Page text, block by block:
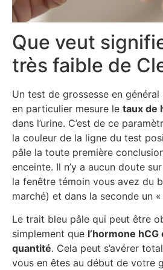
Que veut
très faible de
Un test de grossesse en
en particulier mesure le taux de
dans l’urine. C’est de ce
la couleur de la ligne du test
pâle la toute première
enceinte. Il n’y a aucun doute
la fenêtre témoin vous avez du
marché) et dans la seconde un
Le trait bleu pâle qui peut être
simplement que l’hormone
quantité. Cela peut s’avérer
vous en êtes au début de votre